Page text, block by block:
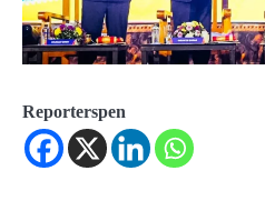
Reporterspen